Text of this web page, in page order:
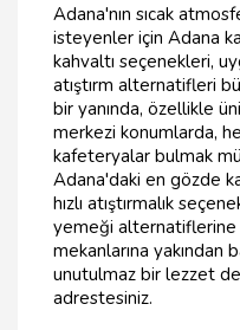
Adana'nın sıcak
isteyenler için Adana
kahvaltı seçenekleri,
atıştırm alternatifleri
bir yanında, özellikle
merkezi konumlarda,
kafeteryalar bulmak
Adana'daki en gözde
hızlı atıştırmalık
yemeği alternatiflerine
mekanlarına yakından
unutulmaz bir lezzet
adrestesiniz.